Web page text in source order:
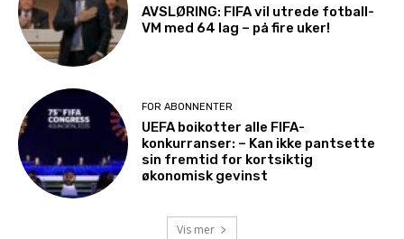
AVSLØRING: FIFA vil utrede fotball-
VM med 64 lag – på fire uker!
FOR ABONNENTER
UEFA boikotter alle FIFA-
konkurranser: – Kan ikke pantsette
sin fremtid for kortsiktig
økonomisk gevinst
Vis mer